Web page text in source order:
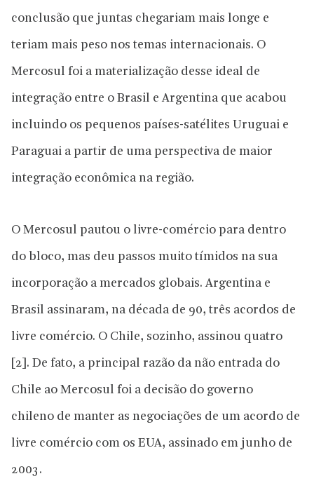
conclusão que juntas chegariam mais longe e
teriam mais peso nos temas internacionais. O
Mercosul foi a materialização desse ideal de
integração entre o Brasil e Argentina que acabou
incluindo os pequenos países-satélites Uruguai e
Paraguai a partir de uma perspectiva de maior
integração econômica na região.
O Mercosul pautou o livre-comércio para dentro
do bloco, mas deu passos muito tímidos na sua
incorporação a mercados globais. Argentina e
Brasil assinaram, na década de 90, três acordos de
livre comércio. O Chile, sozinho, assinou quatro
[2]. De fato, a principal razão da não entrada do
Chile ao Mercosul foi a decisão do governo
chileno de manter as negociações de um acordo de
livre comércio com os EUA, assinado em junho de
2003.